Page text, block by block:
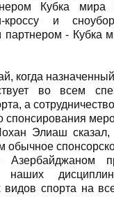
Кубка мира
кроссу и
партнером - Кубка
когда
во всем
а
спонсирования
Элиаш сказал,
обычное
Азербайджаном
видов спорта на